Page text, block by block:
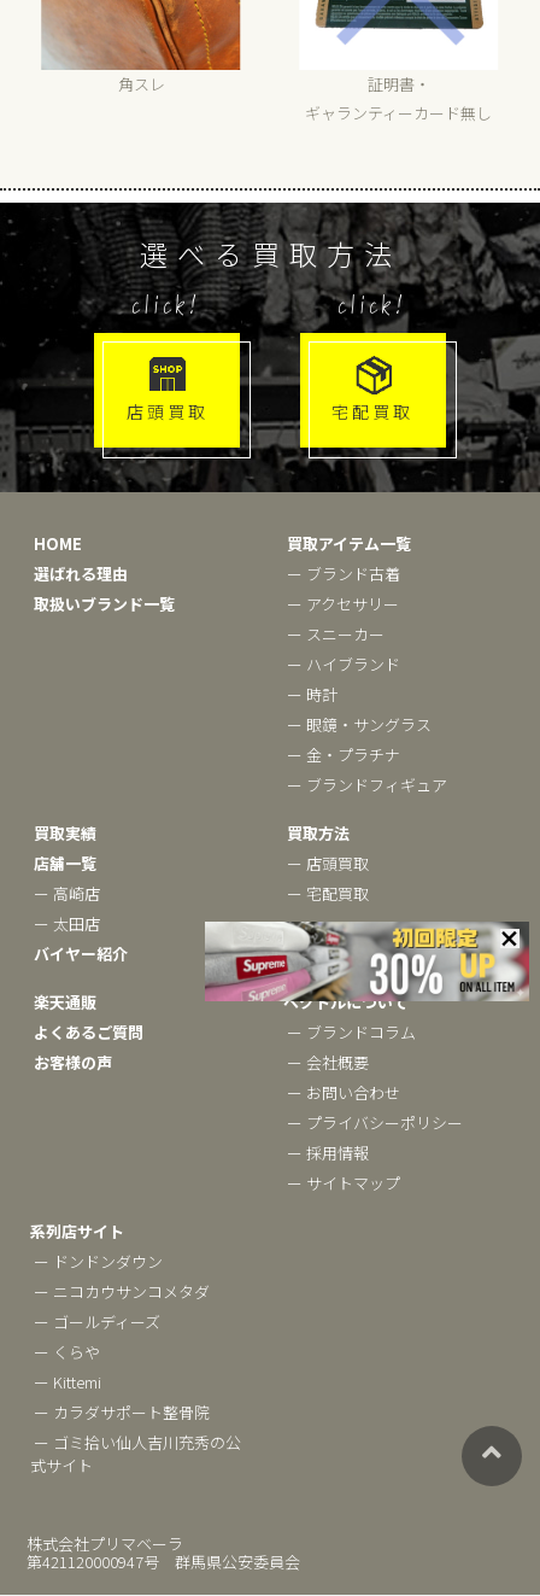
角スレ
証明書・
ギャランティーカード無し
選べる買取方法
click!
店頭買取
click!
宅配買取
HOME
選ばれる理由
取扱いブランド一覧
買取アイテム一覧
ー ブランド古着
ー アクセサリー
ー スニーカー
ー ハイブランド
ー 時計
ー 眼鏡・サングラス
ー 金・プラチナ
ー ブランドフィギュア
買取実績
店舗一覧
ー 高崎店
ー 太田店
バイヤー紹介
買取方法
ー 店頭買取
ー 宅配買取
楽天通販
よくあるご質問
お客様の声
ベクトルについて
ー ブランドコラム
ー 会社概要
ー お問い合わせ
ー プライバシーポリシー
ー 採用情報
ー サイトマップ
系列店サイト
ー ドンドンダウン
ー ニコカウサンコメタダ
ー ゴールディーズ
ー くらや
ー Kittemi
ー カラダサポート整骨院
ー ゴミ拾い仙人吉川充秀の公
式サイト
株式会社プリマベーラ
第421120000947号 群馬県公安委員会